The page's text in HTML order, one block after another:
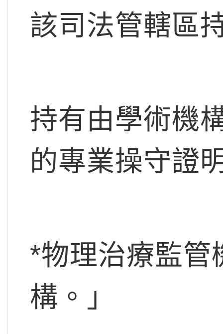
該司法管轄區
持有由學術機
的專業操守證
*物理治療監管
構。」